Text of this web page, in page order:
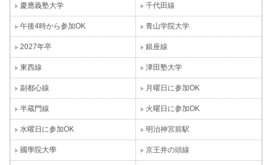
慶應義塾大学 千代田線
午後4時から参加OK 青山学院大学
2027年卒 銀座線
東西線 津田塾大学
副都心線 月曜日に参加OK
半蔵門線 火曜日に参加OK
水曜日に参加OK 明治神宮前駅
國學院大學 京王井の頭線